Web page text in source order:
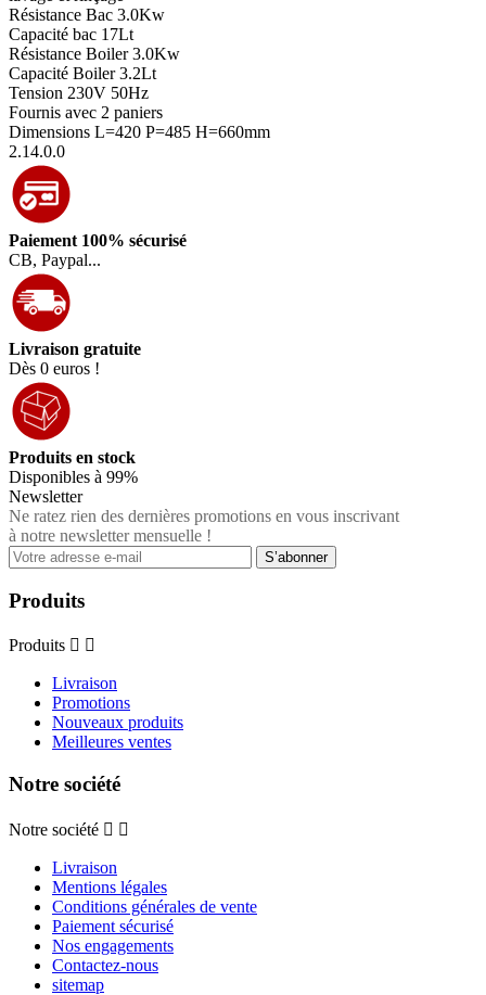
Résistance Bac 3.0Kw
Capacité bac 17Lt
Résistance Boiler 3.0Kw
Capacité Boiler 3.2Lt
Tension 230V 50Hz
Fournis avec 2 paniers
Dimensions L=420 P=485 H=660mm
2.14.0.0
Paiement 100% sécurisé
CB, Paypal...
Livraison gratuite
Dès 0 euros !
Produits en stock
Disponibles à 99%
Newsletter
Ne ratez rien des dernières promotions en vous inscrivant
à notre newsletter mensuelle !
Produits
Produits  
Livraison
Promotions
Nouveaux produits
Meilleures ventes
Notre société
Notre société  
Livraison
Mentions légales
Conditions générales de vente
Paiement sécurisé
Nos engagements
Contactez-nous
sitemap